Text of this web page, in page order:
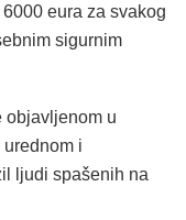
eura za svakog
sigurnim
objavljenom u
urednom i
ljudi spašenih na